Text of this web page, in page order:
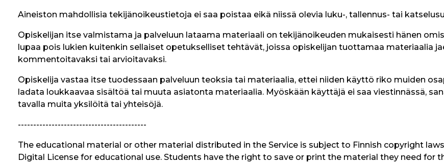
Aineiston mahdollisia tekijänoikeustietoja ei saa poistaa eikä niissä olevia luku-, tallennus- tai
Opiskelijan itse valmistama ja palveluun lataama materiaali on tekijänoikeuden mukaisesti hänen
lupaa pois lukien kuitenkin sellaiset opetukselliset tehtävät, joissa opiskelijan tuottamaa materiaalia
kommentoitavaksi tai arvioitavaksi.
Opiskelija vastaa itse tuodessaan palveluun teoksia tai materiaalia, ettei niiden käyttö riko muiden
ladata loukkaavaa sisältöä tai muuta asiatonta materiaalia. Myöskään käyttäjä ei saa viestinnässä,
tavalla muita yksilöitä tai yhteisöjä.
------------------------------------------
The educational material or other material distributed in the Service is subject to Finnish copyright
Digital License for educational use. Students have the right to save or print the material they need for